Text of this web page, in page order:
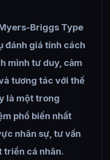
Briggs Type
đánh giá tính cách
mình tư duy, cảm
tương tác với thế
là một trong
phổ biến nhất
nhân sự, tư vấn
triển cá nhân.